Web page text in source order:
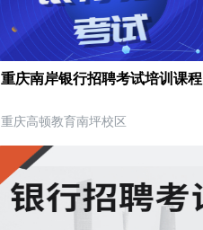
重庆南岸银行招聘考试培训课程
重庆高顿教育南坪校区